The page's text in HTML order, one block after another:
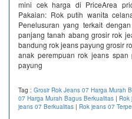
mini cek harga di PriceArea
Pakaian: Rok putih wanita
Penelusuran yang terkait
panjang tanah abang grosir rok
bandung rok jeans payung grosir
anak perempuan rok jeans
payung
Tag : Grosir Rok Jeans 07 Harga Murah
07 Harga Murah Bagus Berkualitas | Rok
jeans 07 Berkualitas | Rok jeans 07